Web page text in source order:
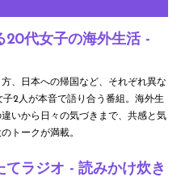
20代女子の海外生活 -
、日本への帰国など、それぞれ異な
2人が本音で語り合う番組。海外生
いから日々の気づきまで、共感と気
トークが満載。
てラジオ - 読みかけ炊き